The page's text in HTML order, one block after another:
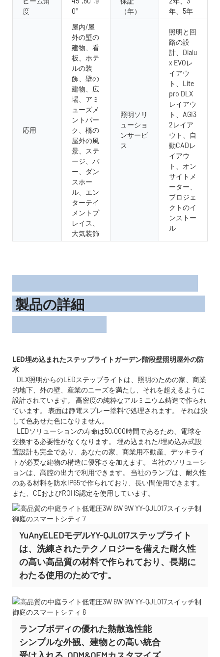
度
0°
（年）
年、5年
応用
屋内/屋
外の壁の
建物、看
板、ホテ
ルの装
飾、壁の
建物、広
場、アミ
ューズメ
ントパー
ク、橋の
屋外の風
景、ステ
ージ、バ
ー、ダン
スホー
ル、エン
ターテイ
メントプ
レイス、
大気装飾
照明ソリ
ューショ
ンサービ
ス
照明と回
路の設
計、Dialu
x EVOレ
イアウ
ト、Lite
pro DLX
レイアウ
ト、AGI3
2レイア
ウト、自
動CADレ
イアウ
ト、オン
サイトメ
ーター、
プロジェ
クトのイ
ンストー
ル
製品の詳細
LED埋め込まれたステップライトガーデン階段壁照明屋外の防
DLX照明からのLEDステップライトは、照明のための家、商業
的地下、外の壁、産業のニーズを満たし、それを超えるように
設計されています。 高密度の純粋なアルミニウム鋳造で作られ
ています。 表面は静電スプレー塗料で処理されます。 それは決
して色あせた色になりません。
LEDソリューションの寿命は50,000時間であるため、電球を
交換する必要性がなくなります。 埋め込まれた/埋め込み式設
置設計も完全であり、あなたの家、商業用不動産、デッキライ
トが必要な建物の構造に優雅さを加えます。 当社のソリューシ
ョンは、高腔の出力で利用できます。 当社のランプは、耐久性
のある材料を防水IP65で作られており、長い間使用できます。
また、CEおよびROHS認定を使用しています。
YuAnyELEDモデルYY-QJL017ステップライト
は、洗練されたテクノロジーを備えた耐久性
の高い高品質の材料で作られており、長期に
わたる使用のためです。
ランプボディの優れた熱散逸性能
シンプルな外観、建物との高い統合